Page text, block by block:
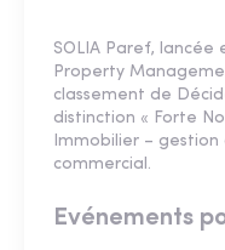
SOLIA Paref, lancée
Property
classement de
distinction « Forte
Immobilier –
commercial.
Evénements